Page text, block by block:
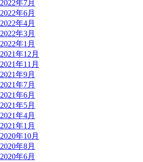
2022年7月
2022年6月
2022年4月
2022年3月
2022年1月
2021年12月
2021年11月
2021年9月
2021年7月
2021年6月
2021年5月
2021年4月
2021年1月
2020年10月
2020年8月
2020年6月